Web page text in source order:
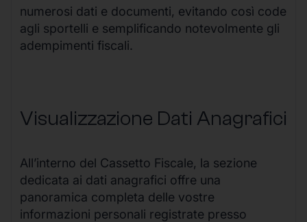
numerosi dati e documenti, evitando così code
agli sportelli e semplificando notevolmente gli
adempimenti fiscali.
Visualizzazione Dati Anagrafici
All’interno del Cassetto Fiscale, la sezione
dedicata ai dati anagrafici offre una
panoramica completa delle vostre
informazioni personali registrate presso